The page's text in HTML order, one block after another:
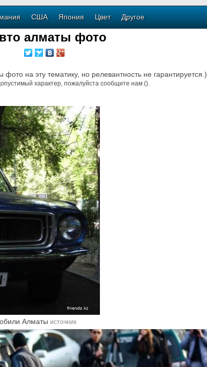
США Япония Цвет Другое
алматы фото
фото на эту тематику, но релевантность не гарантируется.)
характер, пожалуйста сообщите нам ().
Алматы источник